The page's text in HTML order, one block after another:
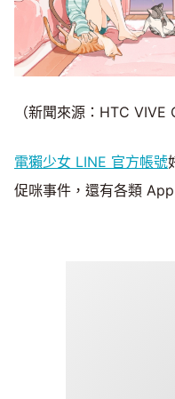
（新聞來源：HTC VIVE
電獺少女 LINE 官方帳號
促咪事件，還有各類